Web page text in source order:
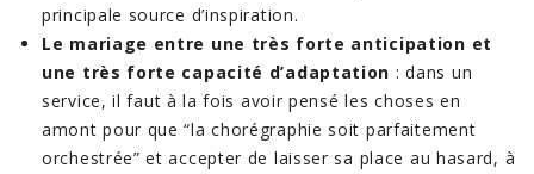
principale source d’inspiration.
Le mariage entre une très forte anticipation et
une très forte capacité d’adaptation : dans un
service, il faut à la fois avoir pensé les choses en
amont pour que “la chorégraphie soit parfaitement
orchestrée” et accepter de laisser sa place au hasard, à